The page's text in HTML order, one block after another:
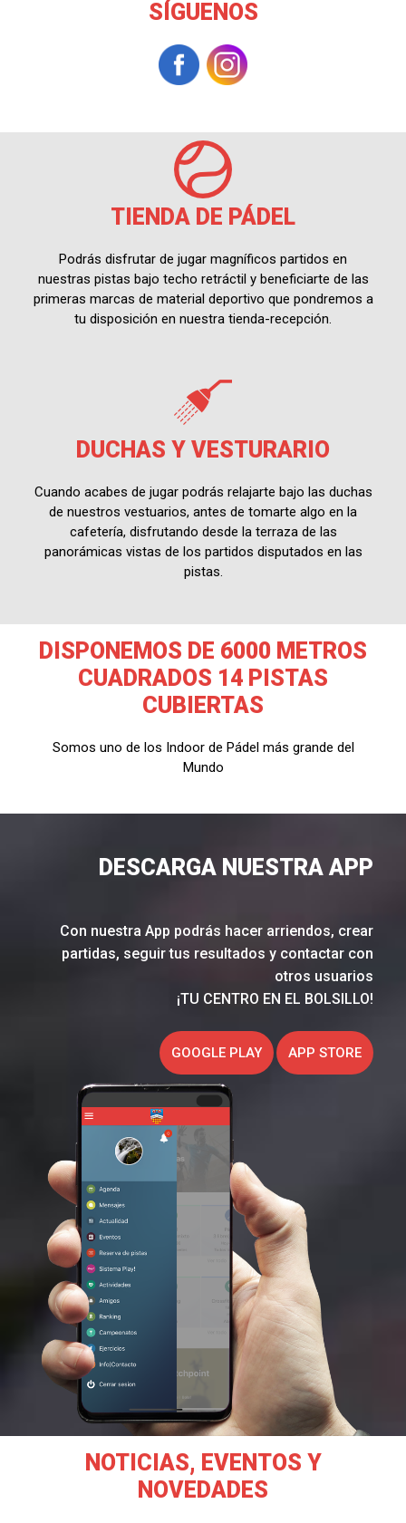
SÍGUENOS
TIENDA DE PÁDEL
Podrás disfrutar de jugar magníficos partidos en
nuestras pistas bajo techo retráctil y beneficiarte de las
primeras marcas de material deportivo que pondremos a
tu disposición en nuestra tienda-recepción.
DUCHAS Y VESTURARIO
Cuando acabes de jugar podrás relajarte bajo las duchas
de nuestros vestuarios, antes de tomarte algo en la
cafetería, disfrutando desde la terraza de las
panorámicas vistas de los partidos disputados en las
pistas.
DISPONEMOS DE 6000 METROS
CUADRADOS 14 PISTAS
CUBIERTAS
Somos uno de los Indoor de Pádel más grande del
Mundo
DESCARGA NUESTRA APP
Con nuestra App podrás hacer arriendos, crear
partidas, seguir tus resultados y contactar con
otros usuarios
¡TU CENTRO EN EL BOLSILLO!
GOOGLE PLAY APP STORE
NOTICIAS, EVENTOS Y
NOVEDADES